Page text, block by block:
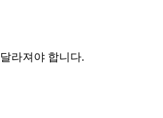
달라져야 합니다.